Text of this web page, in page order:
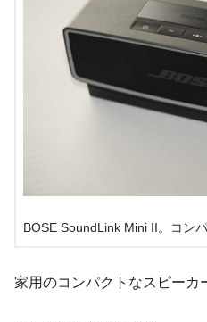
BOSE SoundLink Mini II。コン
家用のコンパクトなスピーカ